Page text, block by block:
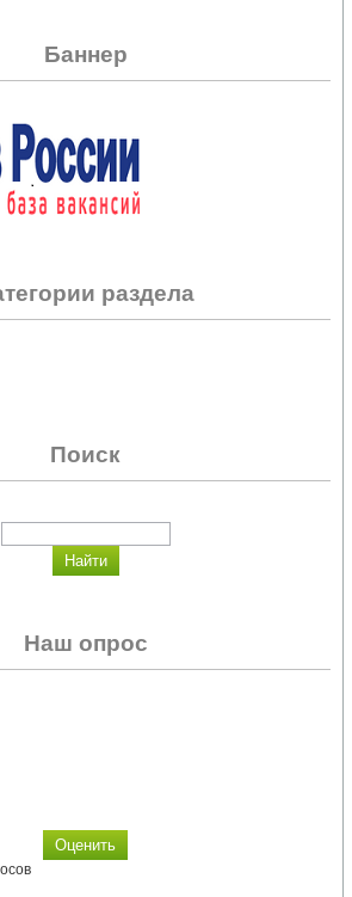
Баннер
раздела
Поиск
Наш опрос